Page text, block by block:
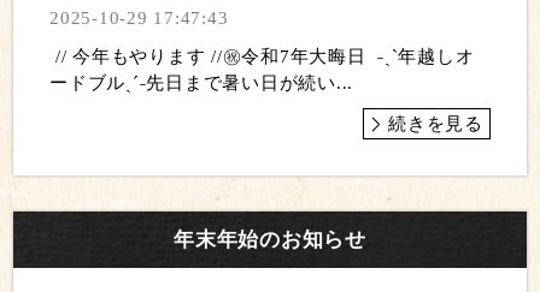
2025-10-29 17:47:43
// 今年もやります //㊗️令和7年大晦日 ˗ˏˋ年越しオ
ードブルˎˊ˗先日まで暑い日が続い...
続きを見る
年末年始のお知らせ